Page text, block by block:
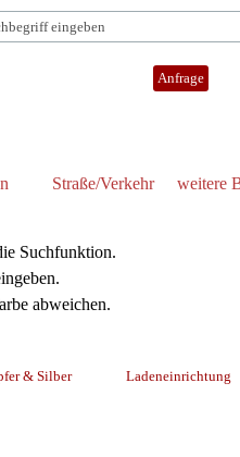
Anfrage
Straße/Verkehr weitere
Suchfunktion.
abweichen.
& Silber
Ladeneinrichtung